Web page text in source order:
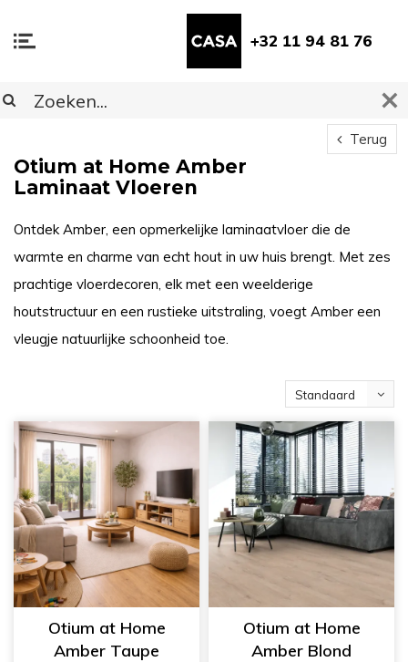
+32 11 94 81 76
Terug
Otium at Home Amber
Laminaat Vloeren
Ontdek Amber, een opmerkelijke laminaatvloer die de
warmte en charme van echt hout in uw huis brengt. Met zes
prachtige vloerdecoren, elk met een weelderige
houtstructuur en een rustieke uitstraling, voegt Amber een
vleugje natuurlijke schoonheid toe.
Standaard
Otium at Home
Amber Taupe
Otium at Home
Amber Blond